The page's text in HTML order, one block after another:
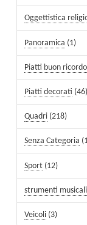
Oggettistica
Panoramica (1)
Piatti buon ricordo
Piatti decorati (46)
Quadri (218)
Senza Categoria
Sport (12)
strumenti musicali
Veicoli (3)